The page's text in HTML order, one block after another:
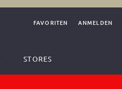
FAVORITEN ANMELDEN
STORES